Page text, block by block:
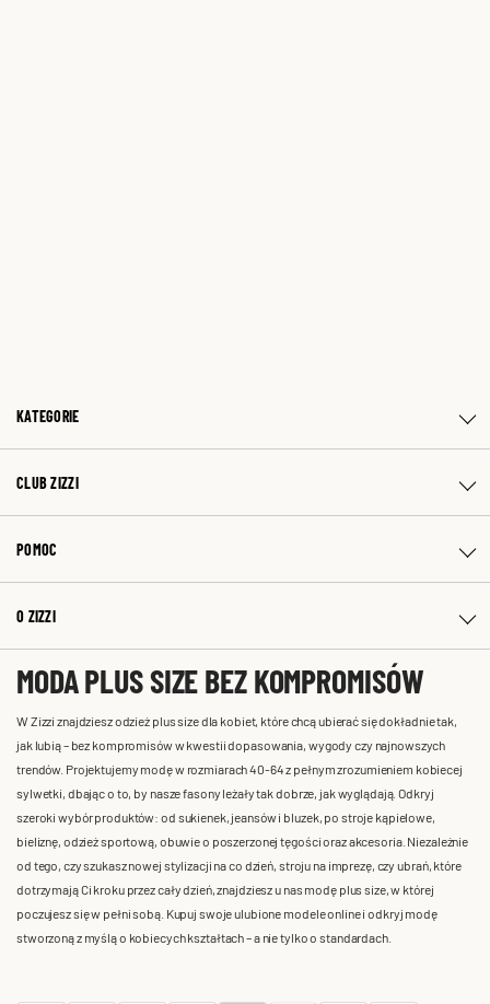
KATEGORIE
CLUB ZIZZI
POMOC
O ZIZZI
MODA PLUS SIZE BEZ KOMPROMISÓW
W Zizzi znajdziesz odzież plus size dla kobiet, które chcą ubierać się dokładnie tak,
jak lubią – bez kompromisów w kwestii dopasowania, wygody czy najnowszych
trendów. Projektujemy modę w rozmiarach 40-64 z pełnym zrozumieniem kobiecej
sylwetki, dbając o to, by nasze fasony leżały tak dobrze, jak wyglądają. Odkryj
szeroki wybór produktów: od sukienek, jeansów i bluzek, po stroje kąpielowe,
bieliznę, odzież sportową, obuwie o poszerzonej tęgości oraz akcesoria. Niezależnie
od tego, czy szukasz nowej stylizacji na co dzień, stroju na imprezę, czy ubrań, które
dotrzymają Ci kroku przez cały dzień, znajdziesz u nas modę plus size, w której
poczujesz się w pełni sobą. Kupuj swoje ulubione modele online i odkryj modę
stworzoną z myślą o kobiecych kształtach – a nie tylko o standardach.